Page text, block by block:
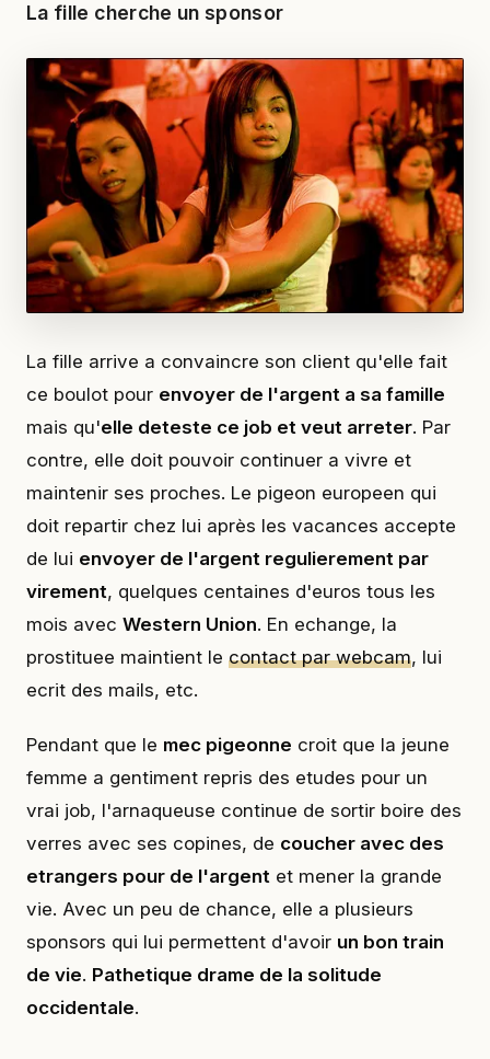
La fille cherche un sponsor
La fille arrive a convaincre son client qu'elle fait
ce boulot pour envoyer de l'argent a sa famille
mais qu'elle deteste ce job et veut arreter. Par
contre, elle doit pouvoir continuer a vivre et
maintenir ses proches. Le pigeon europeen qui
doit repartir chez lui après les vacances accepte
de lui envoyer de l'argent regulierement par
virement, quelques centaines d'euros tous les
mois avec Western Union. En echange, la
prostituee maintient le contact par webcam, lui
ecrit des mails, etc.
Pendant que le mec pigeonne croit que la jeune
femme a gentiment repris des etudes pour un
vrai job, l'arnaqueuse continue de sortir boire des
verres avec ses copines, de coucher avec des
etrangers pour de l'argent et mener la grande
vie. Avec un peu de chance, elle a plusieurs
sponsors qui lui permettent d'avoir un bon train
de vie. Pathetique drame de la solitude
occidentale.